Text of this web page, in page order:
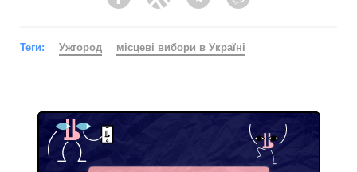
FacebookTwitter Telegram
Теги: Ужгород місцеві вибори в Україні